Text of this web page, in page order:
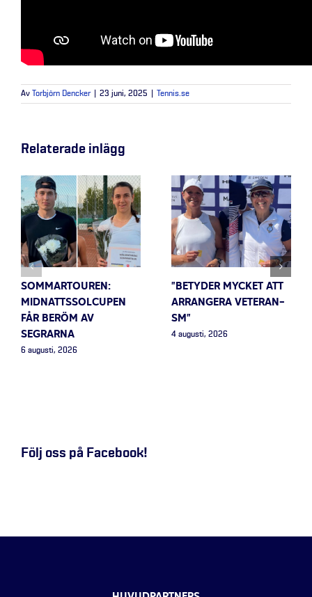
Av Torbjörn Dencker 23 juni, 2025 Tennis.se
Relaterade inlägg
SOMMARTOUREN:
MIDNATTSSOLCUPEN
FÅR BERÖM AV
SEGRARNA
6 augusti, 2026
”BETYDER MYCKET ATT
ARRANGERA VETERAN-
SM”
4 augusti, 2026
Följ oss på Facebook!